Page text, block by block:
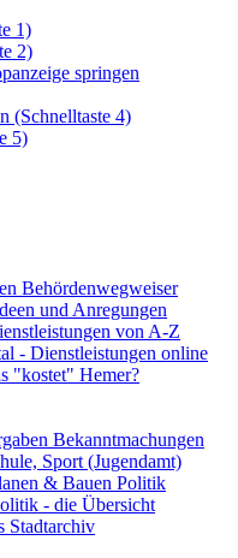
1)
2)
springen
(Schnelltaste 4)
5)
Behördenwegweiser
und Anregungen
von A-Z
- Dienstleistungen online
"kostet" Hemer?
Bekanntmachungen
Sport (Jugendamt)
& Bauen Politik
- die Übersicht
Stadtarchiv